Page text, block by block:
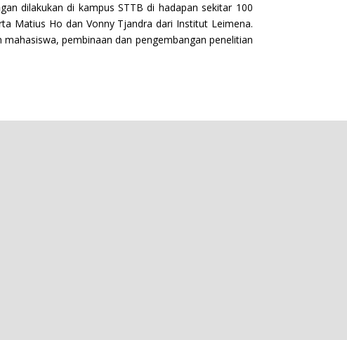
dilakukan di kampus STTB di hadapan sekitar 100
Matius Ho dan Vonny Tjandra dari Institut Leimena.
pembinaan dan pengembangan penelitian